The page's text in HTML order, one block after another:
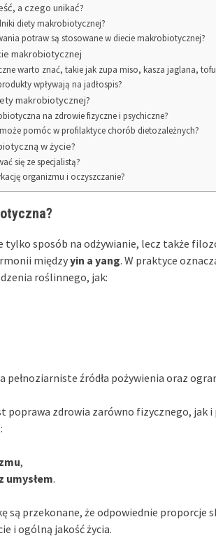
a czego unikać?
diety makrobiotycznej?
potraw są stosowane w diecie makrobiotycznej?
makrobiotycznej
warto znać, takie jak zupa miso, kasza jaglana,
wpływają na jadłospis?
makrobiotycznej?
na zdrowie fizyczne i psychiczne?
pomóc w profilaktyce chorób dietozależnych?
w życie?
się ze specjalistą?
organizmu i oczyszczanie?
tylko sposób na odżywianie, lecz także
międzyyin a yang. W praktyce
roślinnego, jak:
pełnoziarniste źródła pożywienia oraz
poprawa zdrowia zarówno fizycznego, jak
,
umysłem.
są przekonane, że odpowiednie proporcje
i ogólną jakość życia.